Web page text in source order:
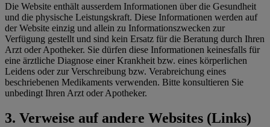
Die Website enthält ausserdem Informationen über die Gesundheit
und die physische Leistungskraft. Diese Informationen werden auf
der Website einzig und allein zu Informationszwecken zur
Verfügung gestellt und sind kein Ersatz für die Beratung durch Ihren
Arzt oder Apotheker. Sie dürfen diese Informationen keinesfalls für
eine ärztliche Diagnose einer Krankheit bzw. eines körperlichen
Leidens oder zur Verschreibung bzw. Verabreichung eines
beschriebenen Medikaments verwenden. Bitte konsultieren Sie
unbedingt Ihren Arzt oder Apotheker.
3. Verweise auf andere Websites (Links)